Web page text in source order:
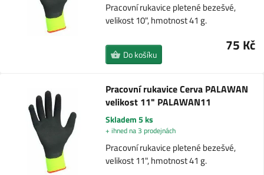
Pracovní rukavice pletené bezešvé,
velikost 10", hmotnost 41 g.
75 Kč
Do košíku
Pracovní rukavice Cerva PALAWAN
velikost 11" PALAWAN11
Skladem 5 ks
+ ihned na 3 prodejnách
Pracovní rukavice pletené bezešvé,
velikost 11", hmotnost 41 g.